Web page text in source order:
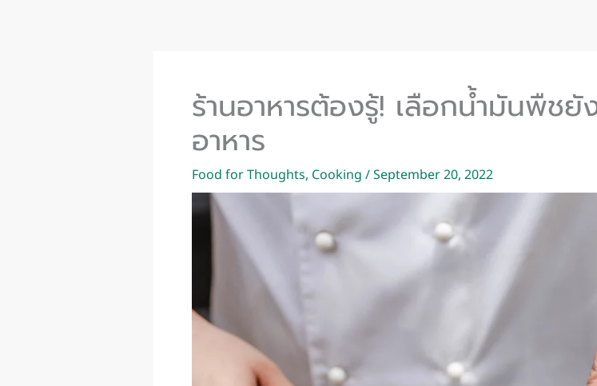
ร้านอาหารต้องรู้! เลือกน้ำมันพืชยัง
อาหาร
Food for Thoughts, Cooking /September 20, 2022